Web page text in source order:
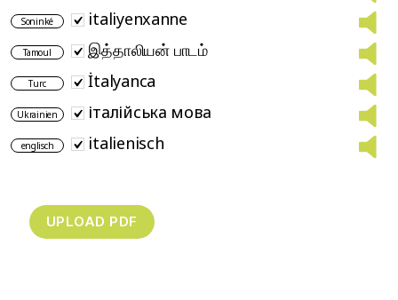
Soninké italiyenxanne
Tamoul இத்தாலியன் பாடம்
Turc İtalyanca
Ukrainien італійська мова
englisch italienisch